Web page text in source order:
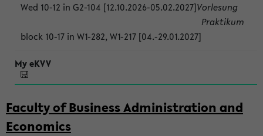
Wed 10-12 in G2-104 [12.10.2026-05.02.2027]Vorlesung
block 10-17 in W1-282, W1-217 [04.-29.01.2027]
Praktikum
Faculty of Business Administration and
Economics